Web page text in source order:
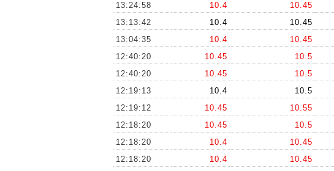
13:24:58
10.4 10.45
13:13:42
10.4 10.45
13:04:35
10.4 10.45
12:40:20
10.45 10.5
12:40:20
10.45 10.5
12:19:13
10.4 10.5
12:19:12
10.45 10.55
12:18:20
10.45 10.5
12:18:20
10.4 10.45
12:18:20
10.4 10.45